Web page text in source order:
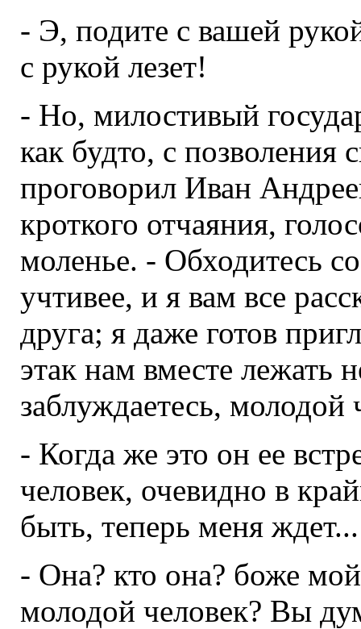
- Э, подите с вашей
с рукой лезет!
- Но, милостивый
как будто, с позволения
проговорил Иван
кроткого отчаяния,
моленье. - Обходитесь
учтивее, и я вам все
друга; я даже готов
этак нам вместе лежать
заблуждаетесь,
- Когда же это он ее
человек, очевидно в
быть, теперь меня
- Она? кто она? боже
молодой человек? Вы